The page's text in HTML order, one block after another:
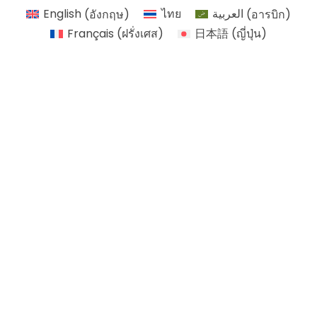
English (อังกฤษ) ไทย العربية (อารบิก)
Français (ฝรั่งเศส) 日本語 (ญี่ปุ่น)